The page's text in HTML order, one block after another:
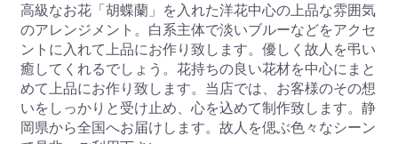
高級なお花「胡蝶蘭」を入れた洋花中心の上品な雰囲気
のアレンジメント。白系主体で淡いブルーなどをアクセ
ントに入れて上品にお作り致します。優しく故人を弔い
癒してくれるでしょう。花持ちの良い花材を中心にまと
めて上品にお作り致します。当店では、お客様のその想
いをしっかりと受け止め、心を込めて制作致します。静
岡県から全国へお届けします。故人を偲ぶ色々なシーン